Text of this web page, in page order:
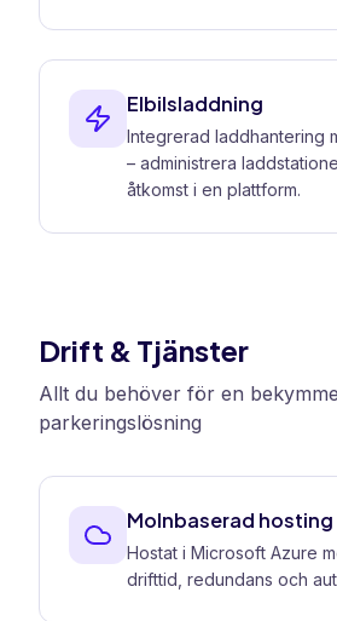
Elbilsladdning
Integrerad laddhantering
– administrera
åtkomst i en plattform.
Drift & Tjänster
Allt du behöver för en
parkeringslösning
Molnbaserad hosting
Hostat i Microsoft Azure
drifttid, redundans och